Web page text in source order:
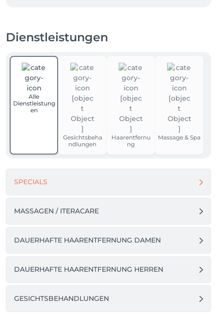
Wir bieten Ihnen auch individuell zugeschnittene
Kontaktieren Sie uns gerne für ein persönliches
Angebot.
Dienstleistungen
Alle
Dienstleistung
en
Gesichtsbeha
ndlungen
Haarentfernu
ng
Massage & Spa
SPECIALS
MASSAGEN / ITERACARE
DAUERHAFTE HAARENTFERNUNG DAMEN
DAUERHAFTE HAARENTFERNUNG HERREN
GESICHTSBEHANDLUNGEN